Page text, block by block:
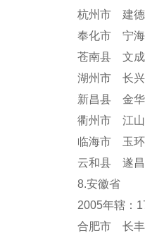
杭州市 建
奉化市 宁
苍南县 文
湖州市 长
新昌县 金
衢州市 江
临海市 玉
云和县 遂
8.安徽省
2005年辖：
合肥市 长